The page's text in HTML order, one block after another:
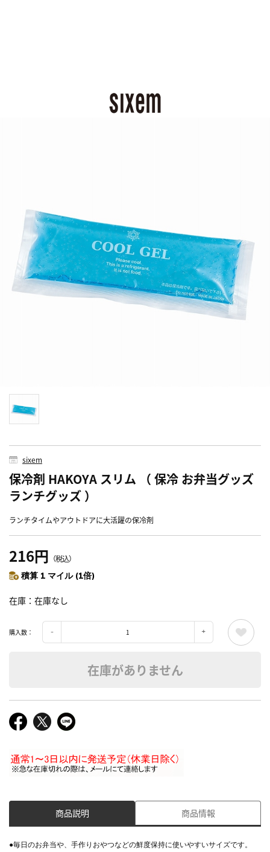
sixem
保冷剤 HAKOYA スリム （ 保冷 お弁当グッズ
ランチグッズ ）
ランチタイムやアウトドアに大活躍の保冷剤
216円 （税込）
積算 1 マイル (1倍)
在庫 在庫なし
購入数：
在庫がありません
商品説明 商品情報
●毎日のお弁当や、手作りおやつなどの鮮度保持に使いやすいサイズです。